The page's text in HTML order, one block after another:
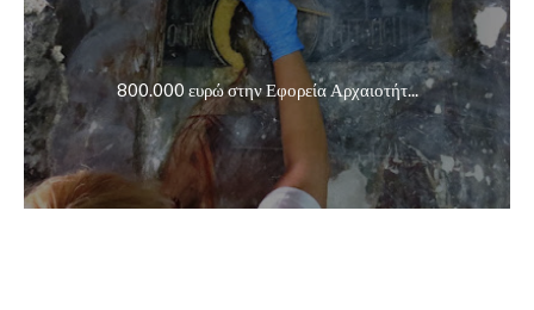
800.000 ευρώ στην Εφορεία Αρχαιοτήτ...